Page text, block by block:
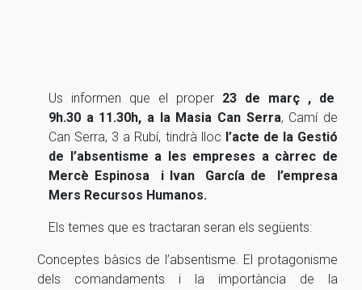
Us informen que el proper 23 de març , de
9h.30 a 11.30h, a la Masia Can Serra, Camí de
Can Serra, 3 a Rubí, tindrà lloc l’acte de la Gestió
de l’absentisme a les empreses a càrrec de
Mercè Espinosa i Ivan García de l’empresa
Mers Recursos Humanos.
Els temes que es tractaran seran els següents:
Conceptes bàsics de l’absentisme. El protagonisme
dels comandaments i la importància de la